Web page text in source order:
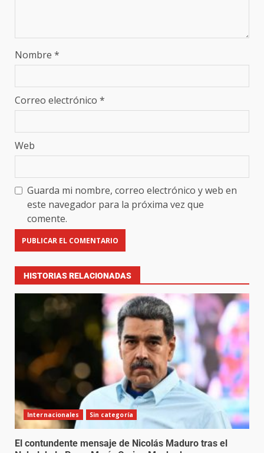
Nombre *
Correo electrónico *
Web
Guarda mi nombre, correo electrónico y web en
este navegador para la próxima vez que
comente.
HISTORIAS RELACIONADAS
Internacionales Sin categoría
El contundente mensaje de Nicolás Maduro tras el